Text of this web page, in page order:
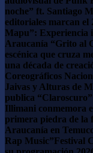
noche” ft. Santiago
editoriales marcan el
Mapu”: Experiencia
Araucanía “Grito al
escénica que cruza
una década de
Coreográficos
Jaivas y Alturas de
publica
Illimani conmemora
primera piedra de la
Araucanía en
Rap Music”Festival